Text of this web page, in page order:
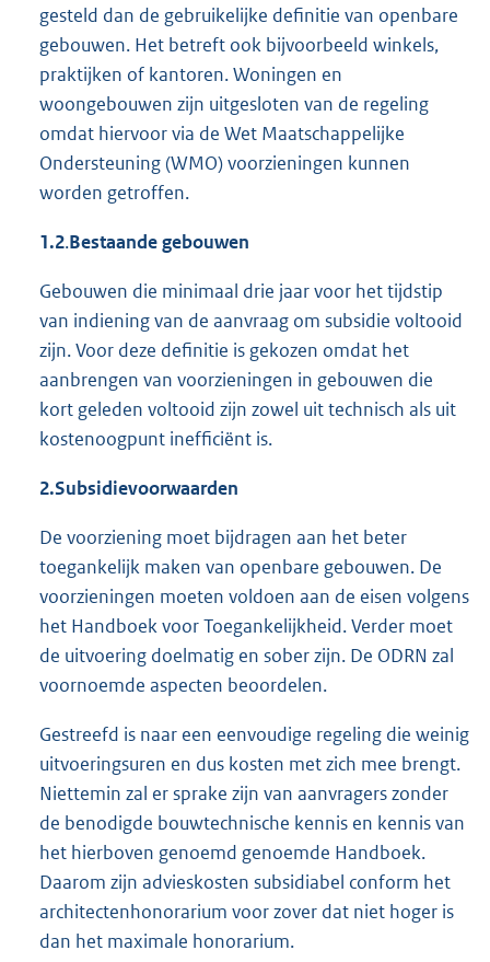
gesteld dan de gebruikelijke definitie van openbare
gebouwen. Het betreft ook bijvoorbeeld winkels,
praktijken of kantoren. Woningen en
woongebouwen zijn uitgesloten van de regeling
omdat hiervoor via de Wet Maatschappelijke
Ondersteuning (WMO) voorzieningen kunnen
worden getroffen.
1.2.Bestaande gebouwen
Gebouwen die minimaal drie jaar voor het tijdstip
van indiening van de aanvraag om subsidie voltooid
zijn. Voor deze definitie is gekozen omdat het
aanbrengen van voorzieningen in gebouwen die
kort geleden voltooid zijn zowel uit technisch als uit
kostenoogpunt inefficiënt is.
2.Subsidievoorwaarden
De voorziening moet bijdragen aan het beter
toegankelijk maken van openbare gebouwen. De
voorzieningen moeten voldoen aan de eisen volgens
het Handboek voor Toegankelijkheid. Verder moet
de uitvoering doelmatig en sober zijn. De ODRN zal
voornoemde aspecten beoordelen.
Gestreefd is naar een eenvoudige regeling die weinig
uitvoeringsuren en dus kosten met zich mee brengt.
Niettemin zal er sprake zijn van aanvragers zonder
de benodigde bouwtechnische kennis en kennis van
het hierboven genoemd genoemde Handboek.
Daarom zijn advieskosten subsidiabel conform het
architectenhonorarium voor zover dat niet hoger is
dan het maximale honorarium.